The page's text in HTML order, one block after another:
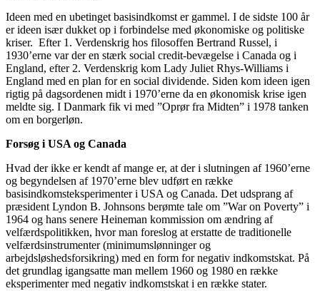
Ideen med en ubetinget basisindkomst er gammel. I de sidste 100 år
er ideen især dukket op i forbindelse med økonomiske og politiske
kriser. Efter 1. Verdenskrig hos filosoffen Bertrand Russel, i
1930’erne var der en stærk social credit-bevægelse i Canada og i
England, efter 2. Verdenskrig kom Lady Juliet Rhys-Williams i
England med en plan for en social dividende. Siden kom ideen igen
rigtig på dagsordenen midt i 1970’erne da en økonomisk krise igen
meldte sig. I Danmark fik vi med ”Oprør fra Midten” i 1978 tanken
om en borgerløn.
Forsøg i USA og Canada
Hvad der ikke er kendt af mange er, at der i slutningen af 1960’erne
og begyndelsen af 1970’erne blev udført en række
basisindkomsteksperimenter i USA og Canada. Det udsprang af
præsident Lyndon B. Johnsons berømte tale om ”War on Poverty” i
1964 og hans senere Heineman kommission om ændring af
velfærdspolitikken, hvor man foreslog at erstatte de traditionelle
velfærdsinstrumenter (minimumslønninger og
arbejdsløshedsforsikring) med en form for negativ indkomstskat. På
det grundlag igangsatte man mellem 1960 og 1980 en række
eksperimenter med negativ indkomstskat i en række stater.